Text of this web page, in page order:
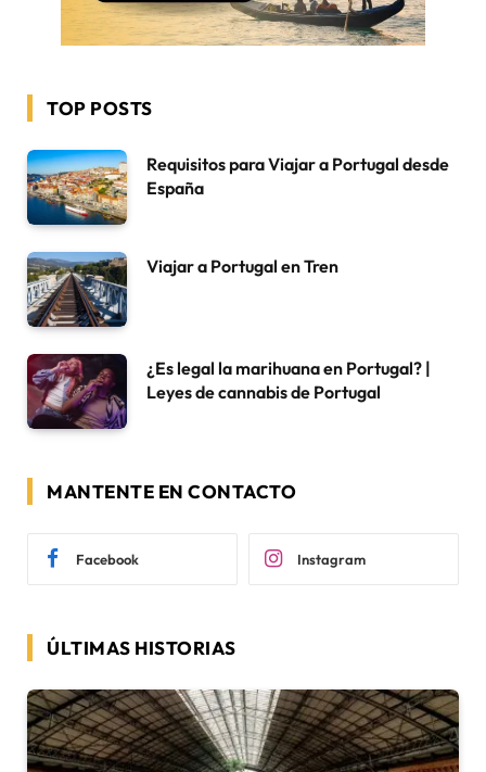
TOP POSTS
Requisitos para Viajar a Portugal desde
España
Viajar a Portugal en Tren
¿Es legal la marihuana en Portugal? |
Leyes de cannabis de Portugal
MANTENTE EN CONTACTO
Facebook Instagram
ÚLTIMAS HISTORIAS